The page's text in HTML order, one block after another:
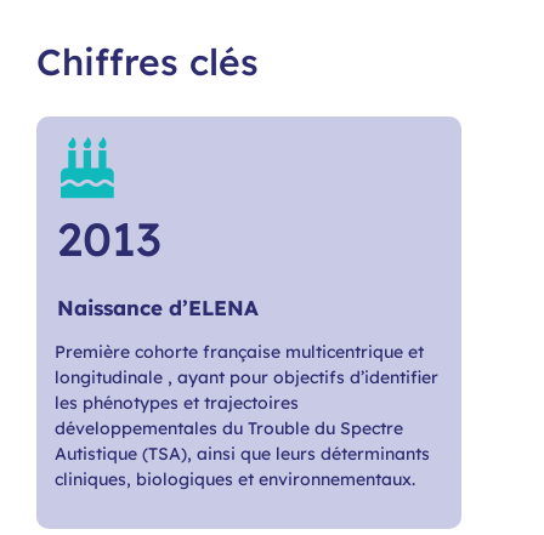
Chiffres clés
2013
Naissance d’ELENA
Première cohorte française multicentrique et
longitudinale , ayant pour objectifs d’identifier
les phénotypes et trajectoires
développementales du Trouble du Spectre
Autistique (TSA), ainsi que leurs déterminants
cliniques, biologiques et environnementaux.